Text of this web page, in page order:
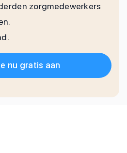
zorgmedewerkers
nu gratis aan